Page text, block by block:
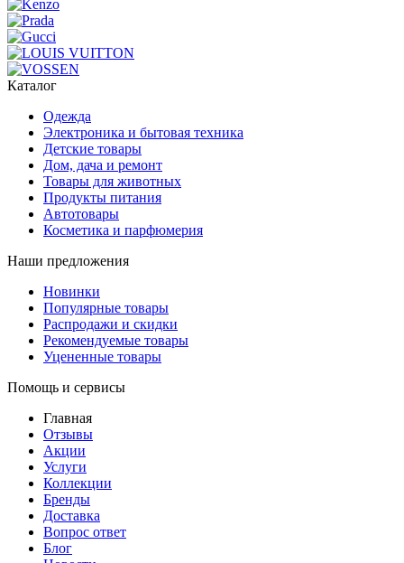
Каталог
Одежда
Электроника и бытовая техника
Детские товары
Дом, дача и ремонт
Товары для животных
Продукты питания
Автотовары
Косметика и парфюмерия
Наши предложения
Новинки
Популярные товары
Распродажи и скидки
Рекомендуемые товары
Уцененные товары
Помощь и сервисы
Главная
Отзывы
Акции
Услуги
Коллекции
Бренды
Доставка
Вопрос ответ
Блог